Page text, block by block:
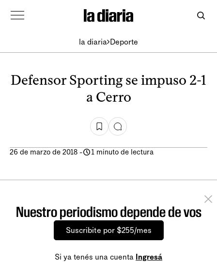
la diaria Deporte
Defensor Sporting se impuso 2-1
a Cerro
26 de marzo de 2018 - 1 minuto de lectura
Nuestro periodismo depende de vos
Suscribite por $255/mes
Si ya tenés una cuenta Ingresá